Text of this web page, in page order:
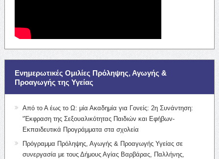
Ενημερωτικές Ομιλίες Πρόληψης, Αγωγής &
Προαγωγής της Υγείας
Από το Α έως το Ω: μία Ακαδημία για Γονείς: 2η Συνάντηση:
“Έκφραση της Σεξουαλικότητας Παιδιών και Εφήβων-
Εκπαιδευτικά Προγράμματα στα σχολεία
Πρόγραμμα Πρόληψης, Αγωγής & Προαγωγής Υγείας σε
συνεργασία με τους Δήμους Αγίας Βαρβάρας, Παλλήνης,